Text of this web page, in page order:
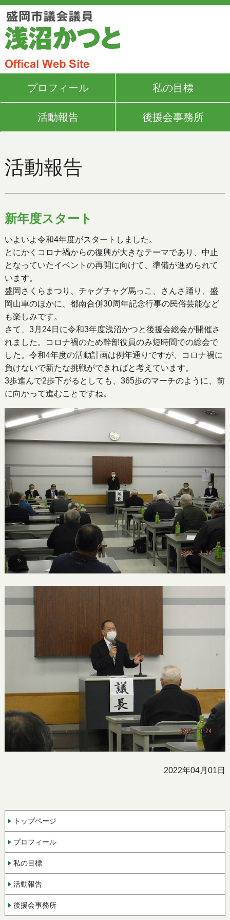
プロフィール 私の目標
活動報告 後援会事務所
活動報告
新年度スタート
いよいよ令和4年度がスタートしました。
とにかくコロナ禍からの復興が大きなテーマであり、中止
となっていたイベントの再開に向けて、準備が進められて
います。
盛岡さくらまつり、チャグチャグ馬っこ、さんさ踊り、盛
岡山車のほかに、都南合併30周年記念行事の民俗芸能など
も楽しみです。
さて、3月24日に令和3年度浅沼かつと後援会総会が開催さ
れました。コロナ禍のため幹部役員のみ短時間での総会で
した。令和4年度の活動計画は例年通りですが、コロナ禍に
負けないで新たな挑戦ができればと考えています。
3歩進んで2歩下がるとしても、365歩のマーチのように、前
に向かって進むことですね。
2022年04月01日
トップページ
プロフィール
私の目標
活動報告
後援会事務所